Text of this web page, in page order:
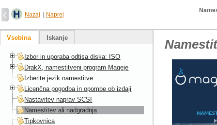
Nazaj Naprej
Vsebina Iskanje
Izbor in uporaba odtisa diska: ISO
DrakX, namestitveni program Mageje
Izberite jezik namestitve
Licenčna pogodba in opombe ob izdaji
Nastavitev naprav SCSI
Namestitev ali nadgradnja
Tipkovnica